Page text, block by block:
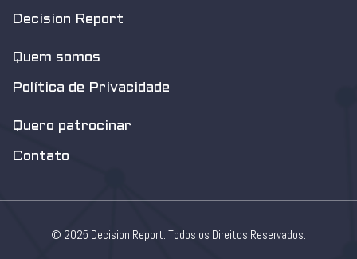
Decision Report
Quem somos
Política de Privacidade
Quero patrocinar
Contato
© 2025 Decision Report. Todos os Direitos Reservados.